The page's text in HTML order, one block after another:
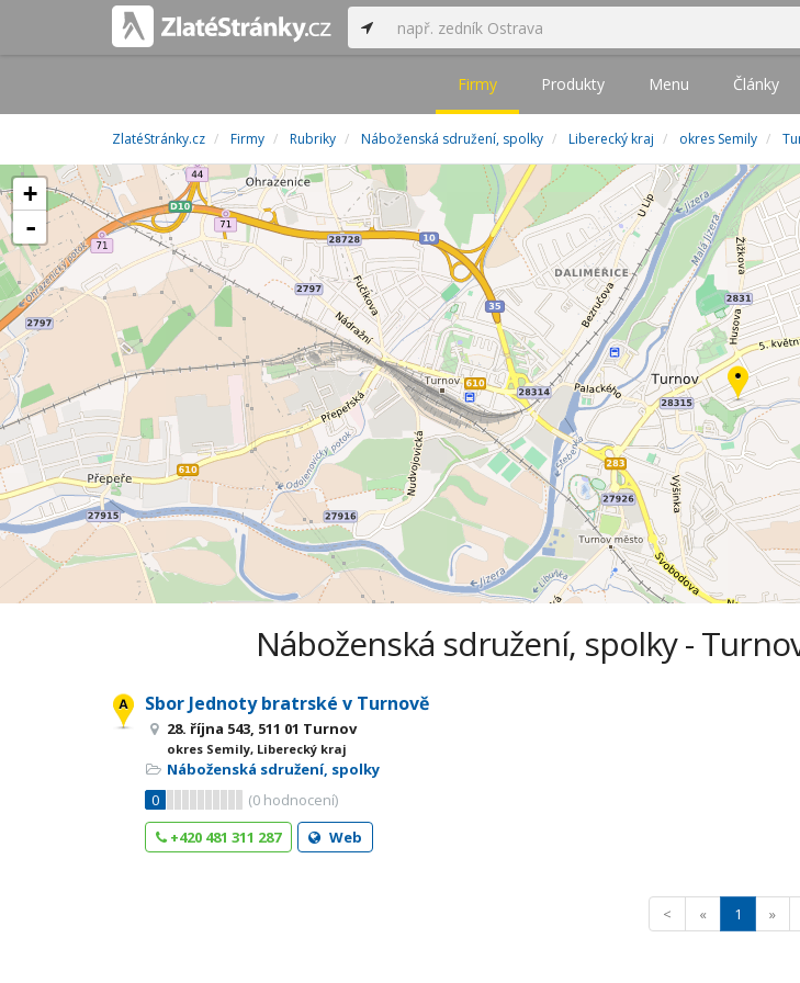
Firmy Produkty Menu Články
ZlatéStránky.cz Firmy Rubriky Náboženská sdružení, spolky Liberecký kraj okres Semily
+
-
Náboženská sdružení, spolky -
Sbor Jednoty bratrské v Turnově
28. října 543, 511 01 Turnov
okres Semily, Liberecký kraj
Náboženská sdružení, spolky
0
(0 hodnocení)
+420 481 311 287
Web
< « 1 »